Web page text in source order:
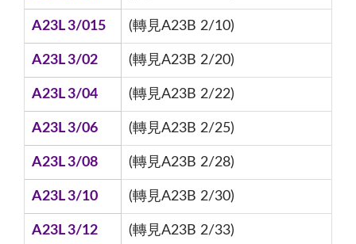
A23L 3/015 (轉見A23B 2/10)
A23L 3/02 (轉見A23B 2/20)
A23L 3/04 (轉見A23B 2/22)
A23L 3/06 (轉見A23B 2/25)
A23L 3/08 (轉見A23B 2/28)
A23L 3/10 (轉見A23B 2/30)
A23L 3/12 (轉見A23B 2/33)